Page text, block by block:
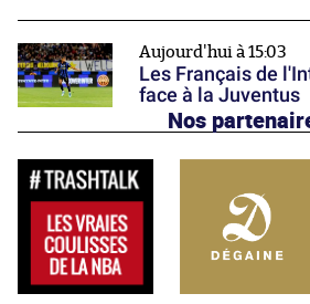
Aujourd'hui à 15:03
Les Français de
face à la Juventus
Nos